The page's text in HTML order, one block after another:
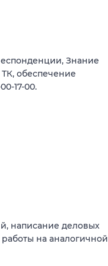
Знание
обеспечение
17-00.
написание деловых
на аналогичной